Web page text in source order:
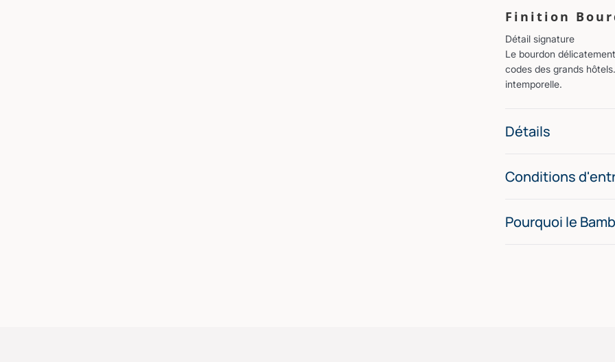
Finition
Détail signature
Le bourdon
codes des grands
intemporelle.
Détails
Conditions
Pourquoi le